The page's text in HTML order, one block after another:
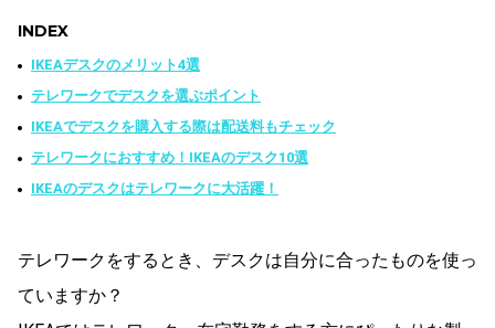
INDEX
IKEAデスクのメリット4選
テレワークでデスクを選ぶポイント
IKEAでデスクを購入する際は配送料もチェック
テレワークにおすすめ！IKEAのデスク10選
IKEAのデスクはテレワークに大活躍！
テレワークをするとき、デスクは自分に合ったものを使っ
ていますか？